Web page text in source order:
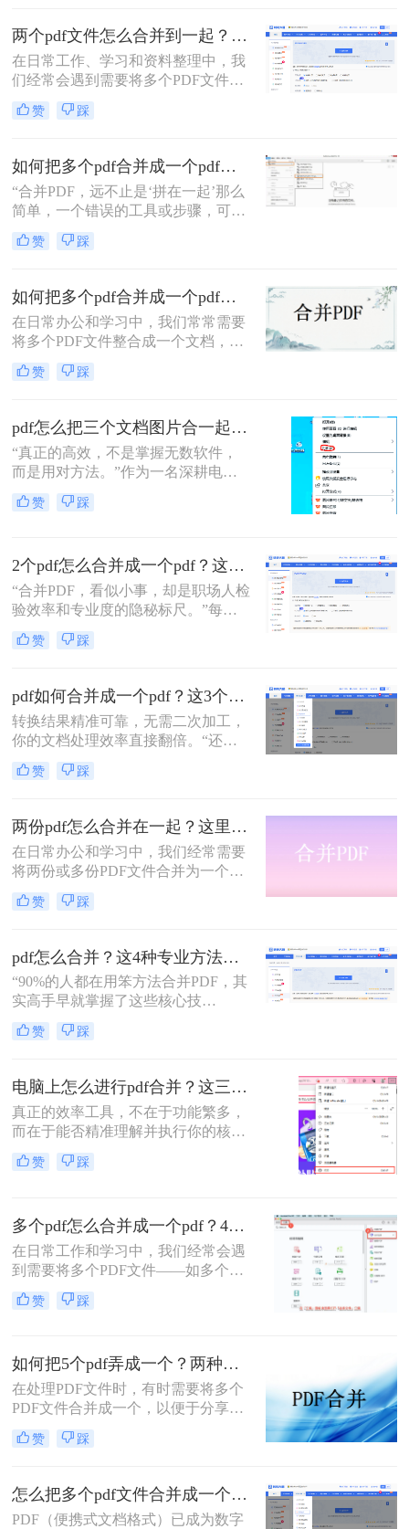
提交组合文档。虽然市面上有众多付
费软件提供PDF编辑功能，但免费方
案同样能高效完成任务。那么pdf怎么
免费合并为一个文件呢？本文将系统
介绍五种免费合并PDF文件的方法，
涵盖在线工具、桌面软件、命令行及
求。
两个pdf文件怎么合并到一起？一篇涵盖所有主流方法的终极指南！
在日常工作、学习和资料整理中，我
们经常会遇到需要将多个PDF文件合
并为一个的情况。无论是整合多个章
节的电子书、汇总一份报告的各个部
PDF文档，掌握高效、可靠的PDF合
并技能至关重要。市面上有许多工具
可以实现这一功能，但各有优劣。那
么两个pdf文件怎么合并到一起呢？本
文将为您详细介绍四种主流且有效的
方法，从在线工具的便捷到专业软件
求。
赞 踩
如何把多个pdf合并成一个pdf？5种高效合并方法详解！
“合并PDF，远不止是‘拼在一起’那么
简单，一个错误的工具或步骤，可能
让你精心排版的文档面目全
非。”——这是从业多年，处理过上
赞 踩
如何把多个pdf合并成一个pdf？来试试这两种高效方法！
在日常办公和学习中，我们常常需要
将多个PDF文件整合成一个文档，以
便更好地管理和分享信息。那么如何
把多个pdf合并成一个pdf呢？为了帮
介绍两种简单而实用的方法来合并多
个PDF文件。
赞 踩
pdf怎么把三个文档图片合一起？三招搞定，最后一招在线即用无门槛！
“真正的高效，不是掌握无数软件，
而是用对方法。”作为一名深耕电脑
办公软件测评多年的博主，小编经常
在后台收到类似的求助：“手头有三
一个PDF文件里？”
赞 踩
2个pdf怎么合并成一个pdf？这3个方法让你效率翻倍，安全省心！
“合并PDF，看似小事，却是职场人检
验效率和专业度的隐秘标尺。”每到
月底汇总报告、项目结案需整合多方
资料，或是自媒体朋友整理拍摄脚本
PDF文档感到头疼？手动复制粘贴？
格式全乱。
赞 踩
pdf如何合并成一个pdf？这3个免费高效方法，职场人必须掌握！
转换结果精准可靠，无需二次加工，
你的文档处理效率直接翻倍。“还在
为合并几十个PDF报告而头疼？你浪
费在重复操作上的时间，够你学一个
评领域深耕多年的小编，我见过太多
职场朋友被基础的文档处理问题绊住
手脚。那么pdf如何合并成一个pdf
呢？
赞 踩
两份pdf怎么合并在一起？这里分享4个合并方法！
在日常办公和学习中，我们经常需要
将两份或多份PDF文件合并为一个，
以便于查阅、分享和存储。那么两份
pdf怎么合并在一起呢？本文将介绍四
您轻松完成PDF合并任务。
赞 踩
pdf怎么合并？这4种专业方法，让你效率翻倍！
“90%的人都在用笨方法合并PDF，其
实高手早就掌握了这些核心技
巧。”作为一名在电脑办公软件领域
深耕多年的测评博主，每天都会收到
中，“PDF怎么合并”这个问题出现的
频率高居不下。这看似简单的操作，
却实实在在地困扰着众多职场人：报
告整合、资料归档、方案提交……每
一次低效的手动处理，都在悄悄吞噬
你的时间与耐心。
赞 踩
电脑上怎么进行pdf合并？这三招，让你十分钟从小白变高手！
真正的效率工具，不在于功能繁多，
而在于能否精准理解并执行你的核心
意图。“小编，快帮帮我！明早汇报
用的方案，十几份PDF还散着，甲方
紧急求助。
赞 踩
多个pdf怎么合并成一个pdf？4种合并pdf方法详解！
在日常工作和学习中，我们经常会遇
到需要将多个PDF文件——如多个章
节的电子书、一系列扫描件、不同来
源的报告或发票——整合为一个单一
然而，面对这一看似简单的任务，许
多用户却不知从何下手，或者使用的
工具不够高效、安全。
赞 踩
如何把5个pdf弄成一个？两种实用方法详解分享！
在处理PDF文件时，有时需要将多个
PDF文件合并成一个，以便于分享、
存储或打印。那么如何把5个pdf弄成
一个呢？本文将介绍两种将五个PDF
赞 踩
怎么把多个pdf文件合并成一个？全面指南与详细方法解析！
PDF（便携式文档格式）已成为数字